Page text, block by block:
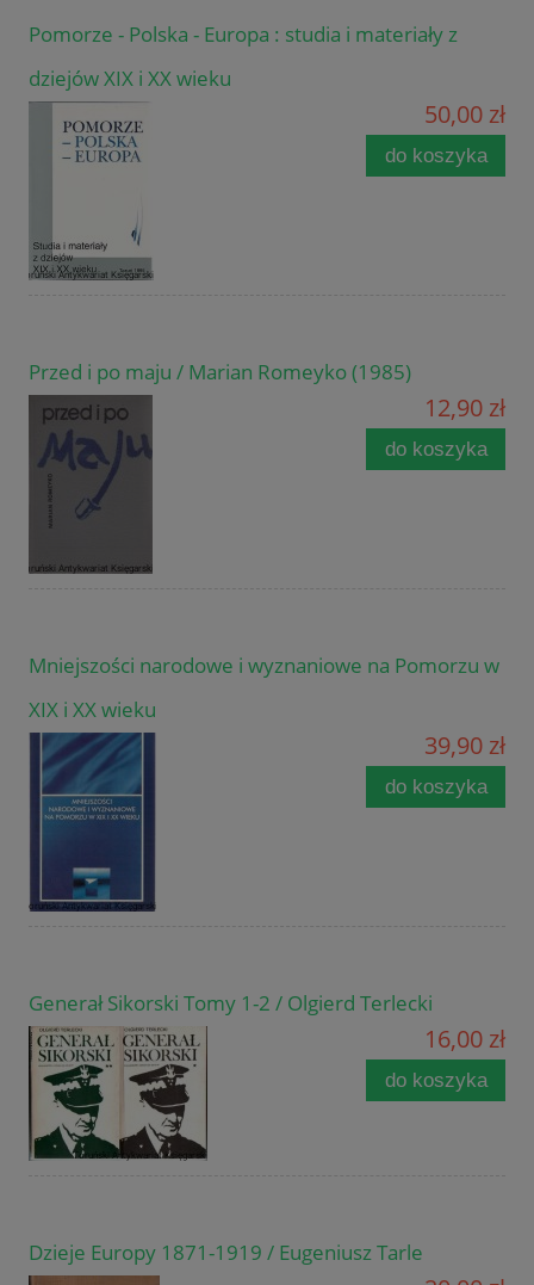
Pomorze - Polska - Europa : studia i materiały z
dziejów XIX i XX wieku
50,00 zł
do koszyka
Przed i po maju / Marian Romeyko (1985)
12,90 zł
do koszyka
Mniejszości narodowe i wyznaniowe na Pomorzu w
XIX i XX wieku
39,90 zł
do koszyka
Generał Sikorski Tomy 1-2 / Olgierd Terlecki
16,00 zł
do koszyka
Dzieje Europy 1871-1919 / Eugeniusz Tarle